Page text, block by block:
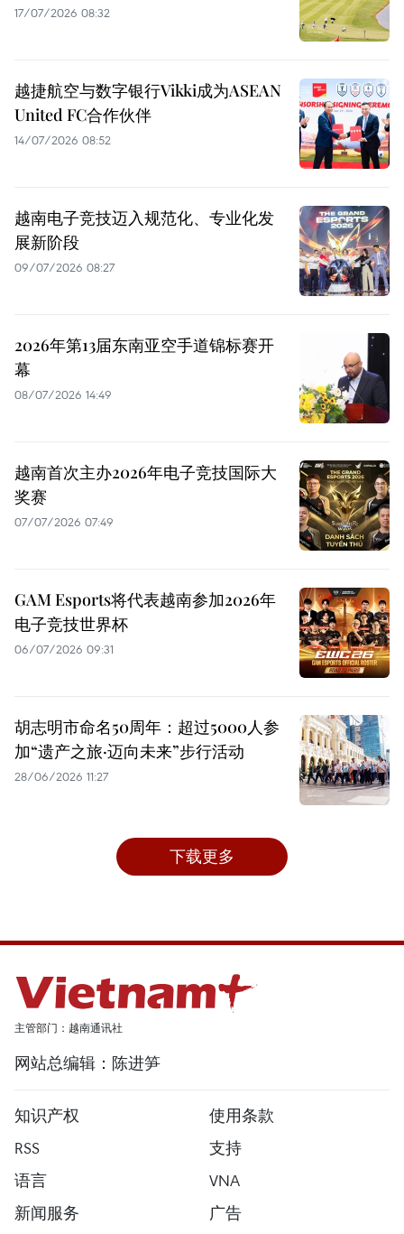
17/07/2026 08:32
越捷航空与数字银行Vikki成为ASEAN
United FC合作伙伴
14/07/2026 08:52
越南电子竞技迈入规范化、专业化发
展新阶段
09/07/2026 08:27
2026年第13届东南亚空手道锦标赛开
幕
08/07/2026 14:49
越南首次主办2026年电子竞技国际大
奖赛
07/07/2026 07:49
GAM Esports将代表越南参加2026年
电子竞技世界杯
06/07/2026 09:31
胡志明市命名50周年：超过5000人参
加“遗产之旅·迈向未来”步行活动
28/06/2026 11:27
下载更多
主管部门：越南通讯社
网站总编辑：陈进笋
知识产权
使用条款
RSS
支持
语言
VNA
新闻服务
广告